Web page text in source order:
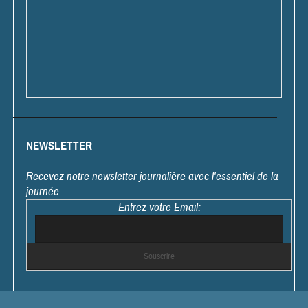
NEWSLETTER
Recevez notre newsletter journalière avec l'essentiel de la
journée
Entrez votre Email: